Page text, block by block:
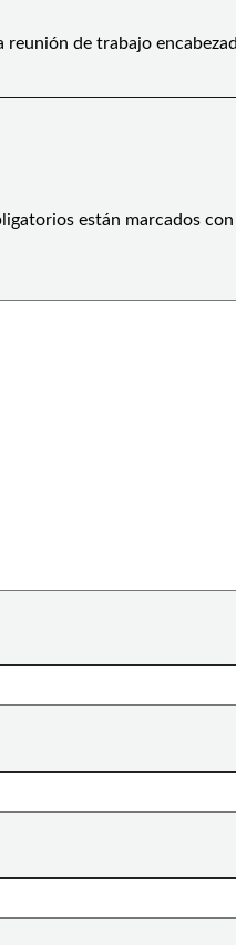
de trabajo
están marcados con